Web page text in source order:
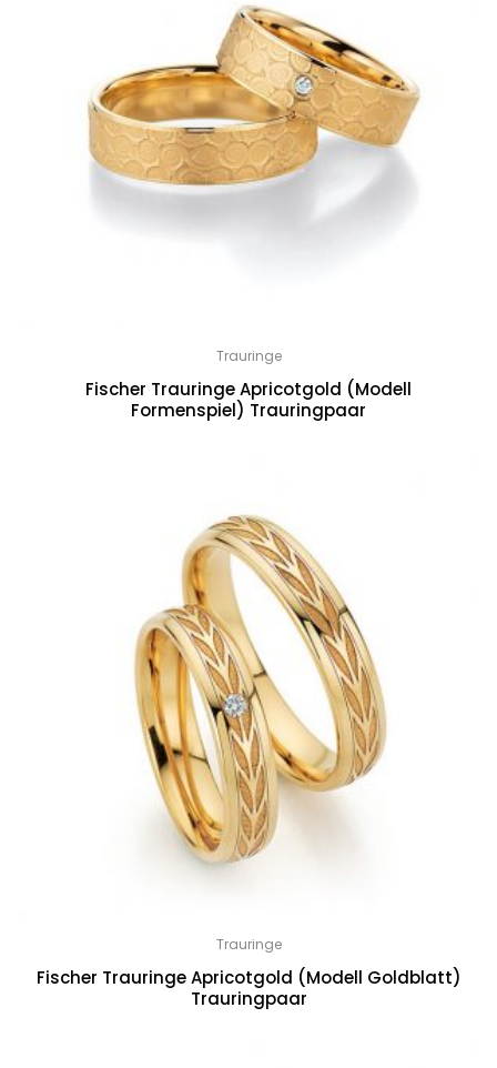
Trauringe
Fischer Trauringe Apricotgold (Modell
Formenspiel) Trauringpaar
Trauringe
Fischer Trauringe Apricotgold (Modell Goldblatt)
Trauringpaar